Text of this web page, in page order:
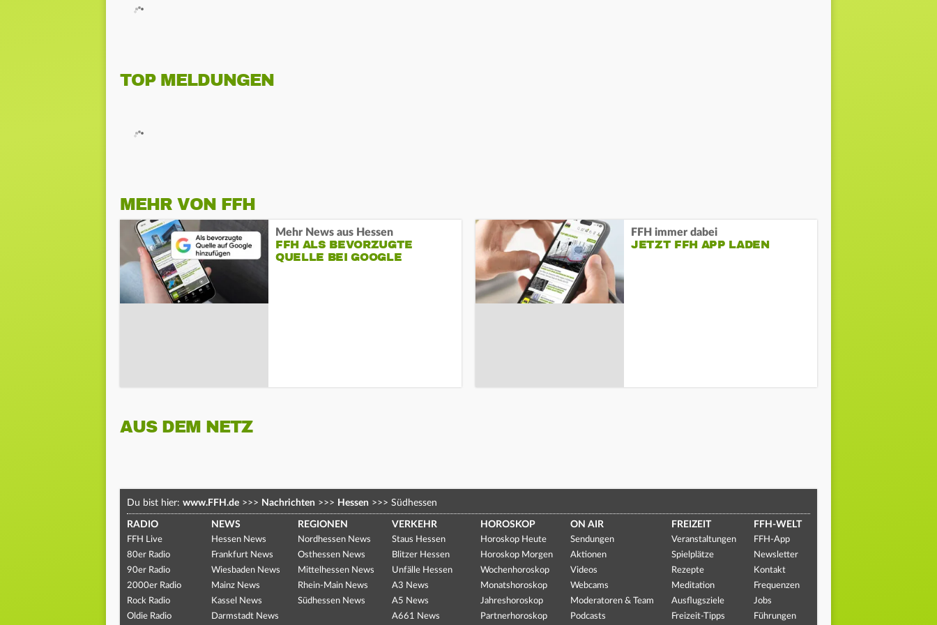
TOP MELDUNGEN
MEHR VON FFH
Mehr News aus Hessen
FFH ALS BEVORZUGTE
QUELLE BEI GOOGLE
FFH immer dabei
JETZT FFH APP LADEN
AUS DEM NETZ
Du bist hier: www.FFH.de >>> Nachrichten >>> Hessen >>> Südhessen
RADIO
FFH Live
80er Radio
90er Radio
2000er Radio
Rock Radio
Oldie Radio
NEWS
Hessen News
Frankfurt News
Wiesbaden News
Mainz News
Kassel News
Darmstadt News
REGIONEN
Nordhessen News
Osthessen News
Mittelhessen News
Rhein-Main News
Südhessen News
VERKEHR
Staus Hessen
Blitzer Hessen
Unfälle Hessen
A3 News
A5 News
A661 News
HOROSKOP
Horoskop Heute
Horoskop Morgen
Wochenhoroskop
Monatshoroskop
Jahreshoroskop
Partnerhoroskop
ON AIR
Sendungen
Aktionen
Videos
Webcams
Moderatoren & Team
Podcasts
FREIZEIT
Veranstaltungen
Spielplätze
Rezepte
Meditation
Ausflugsziele
Freizeit-Tipps
FFH-WELT
FFH-App
Newsletter
Kontakt
Frequenzen
Jobs
Führungen